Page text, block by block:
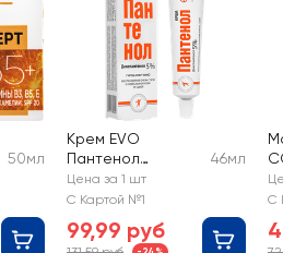
50мл
Крем EVO
Пантенол
универсальный
46мл
Цена за 1 шт
С Картой №1
99,99 руб
с
С